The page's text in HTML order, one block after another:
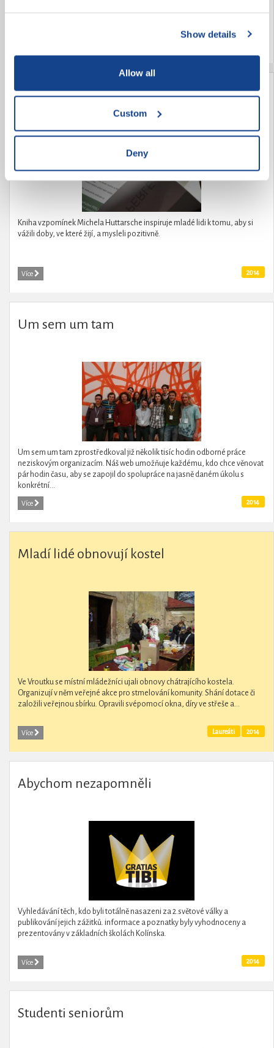
Show details
Allow all
Custom
Deny
Vzpomínky z let 1923-1966
Kniha vzpomínek Michela Huttarsche inspiruje mladé lidi k tomu, aby si
vážili doby, ve které žijí, a mysleli pozitivně.
Více 2014
Um sem um tam
Um sem um tam zprostředkoval již několik tisíc hodin odborné práce
neziskovým organizacím. Náš web umožňuje každému, kdo chce věnovat
pár hodin času, aby se zapojil do spolupráce na jasně daném úkolu s
konkrétní...
Více 2014
Mladí lidé obnovují kostel
Ve Vroutku se místní mládežníci ujali obnovy chátrajícího kostela.
Organizují v něm veřejné akce pro stmelování komunity. Shání dotace či
založili veřejnou sbírku. Opravili svépomocí okna, díry ve střeše a...
Více 2014
Laureáti
Abychom nezapomněli
Vyhledávání těch, kdo byli totálně nasazeni za 2.světové války a
publikování jejich zážitků. informace a poznatky byly vyhodnoceny a
prezentovány v základních školách Kolínska.
Více 2014
Studenti seniorům